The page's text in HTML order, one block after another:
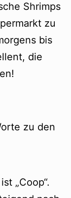
Shrimps
zu
bis
die
zu den
„Coop“.